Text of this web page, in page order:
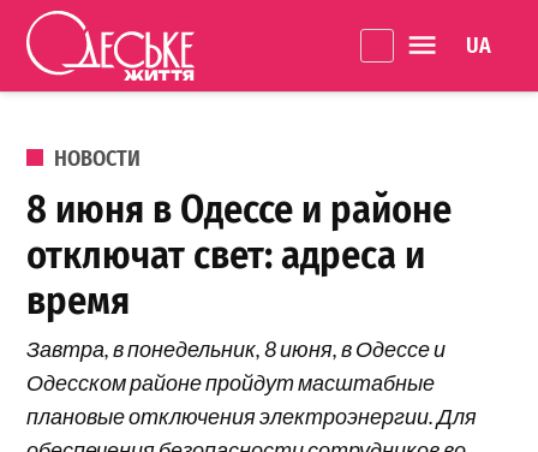
Перейти к содержанию
життя
ОПУБЛИКОВАНО В
НОВОСТИ
8 июня в Одессе и районе
отключат свет: адреса и
время
Завтра, в понедельник, 8 июня, в Одессе и
Одесском районе пройдут масштабные
плановые отключения электроэнергии. Для